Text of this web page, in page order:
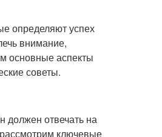
определяют успех
внимание,
основные аспекты
советы.
отвечать на
ключевые